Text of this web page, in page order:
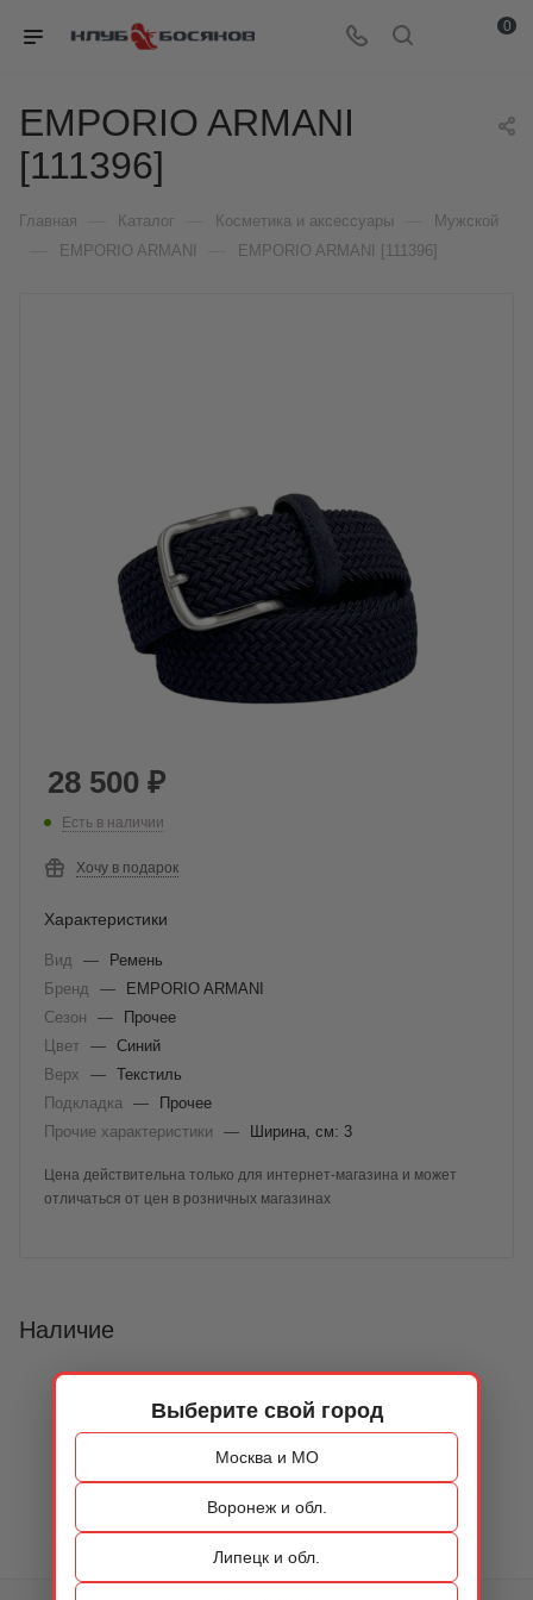
Выберите свой город
Москва и МО
Воронеж и обл.
Липецк и обл.
0
EMPORIO ARMANI
[111396]
Главная Каталог Косметика и аксессуары Мужской
EMPORIO ARMANI EMPORIO ARMANI [111396]
28 500 ₽
Есть в наличии
Хочу в подарок
Характеристики
Вид —
Ремень
Бренд
—
EMPORIO ARMANI
Сезон
—
Прочее
Цвет — Синий
Верх
— Текстиль
Подкладка
—
Прочее
Прочие характеристики
— Ширина, см: 3
Цена действительна только для интернет-магазина и может
отличаться от цен в розничных магазинах
Наличие